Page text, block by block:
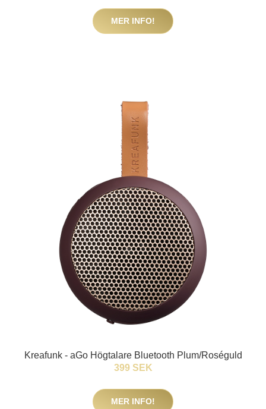
MER INFO!
Kreafunk - aGo Högtalare Bluetooth Plum/Roséguld
399 SEK
MER INFO!